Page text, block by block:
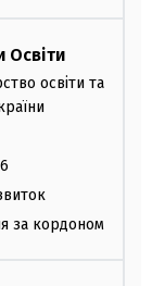
Освіти
освіти та
за кордоном